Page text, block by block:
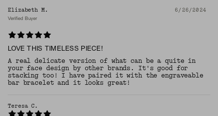
Elizabeth M. 6/26/2024
Verified Buyer
LOVE THIS TIMELESS PIECE!
A real delicate version of what can be a quite in
your face design by other brands. It's good for
stacking too! I have paired it with the engraveable
bar bracelet and it looks great!
Teresa C.